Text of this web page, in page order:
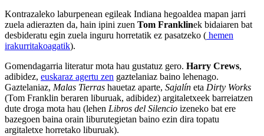
Kontrazaleko laburpenean egileak Indiana hegoaldea mapan jarri
zuela adierazten da, hain ipini zuen Tom Franklinek bidaiaren bat
desbideratu egin zuela inguru horretatik ez pasatzeko ( hemen
irakurritakoagatik).
Gomendagarria literatur mota hau gustatuz gero. Harry Crews,
adibidez, euskaraz agertu zen gaztelaniaz baino lehenago.
Gaztelaniaz, Malas Tierras hauetaz aparte, Sajalín eta Dirty Works
(Tom Franklin beraren liburuak, adibidez) argitaletxeek barreiatzen
dute droga mota hau (lehen Libros del Silencio izeneko bat ere
bazegoen baina orain liburutegietan baino ezin dira topatu
argitaletxe horretako liburuak).